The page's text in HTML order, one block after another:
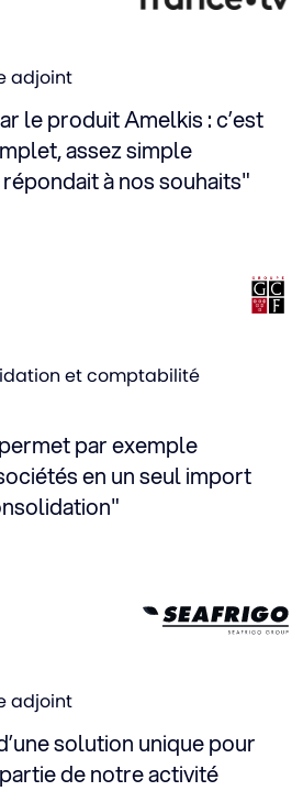
adjoint
le produit Amelkis : c’est
assez simple
à nos souhaits"
et comptabilité
par exemple
en un seul import
adjoint
solution unique pour
de notre activité